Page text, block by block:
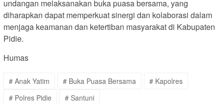
undangan melaksanakan buka puasa bersama, yang
diharapkan dapat memperkuat sinergi dan kolaborasi dalam
menjaga keamanan dan ketertiban masyarakat di Kabupaten
Pidie.
Humas
# Anak Yatim # Buka Puasa Bersama
# Kapolres
# Polres Pidie
# Santuni